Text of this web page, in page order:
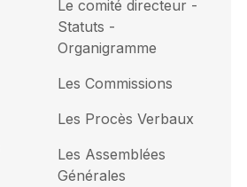
Le comité directeur -
Statuts -
Organigramme
Les Commissions
Les Procès Verbaux
Les Assemblées
Générales